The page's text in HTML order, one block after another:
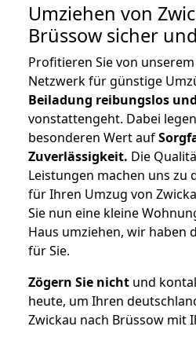
Umziehen von
Brüssow sicher
Profitieren Sie von
Netzwerk für günstige
Beiladung reibungslos
vonstattengeht. Dabei
besonderen Wert auf
Zuverlässigkeit. Die
Leistungen machen uns zu
für Ihren Umzug von
Sie nun eine kleine
Haus umziehen, wir haben
für Sie.
Zögern Sie nicht und
heute, um Ihren
Zwickau nach Brüssow mit